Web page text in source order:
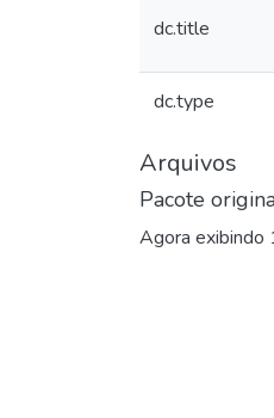
dc.title
dc.type
Arquivos
Pacote
Agora exibindo